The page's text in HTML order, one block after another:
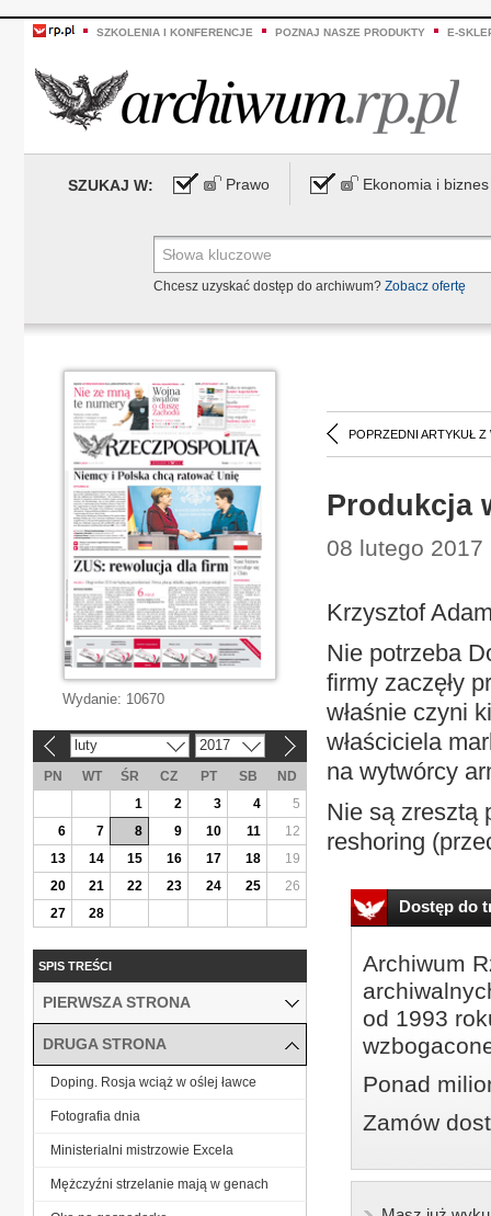
SZKOLENIA I KONFERENCJE POZNAJ NASZE PRODUKTY E-
SZUKAJ W: Prawo Ekonomia i biznes
Chcesz uzyskać dostęp do archiwum? Zobacz ofertę
POPRZEDNI ARTYKUŁ Z
Produkcja
08 lutego 2017
Krzysztof
Nie potrzeba
firmy zaczęły
właśnie czyni
właściciela
na wytwórcy
Nie są zresztą
reshoring
Dostęp do
Archiwum
od 1993
Ponad
Zamów
Wydanie: 10670
luty 2017
PN WT ŚR CZ PT SB
ND
1
2 3 4
5
6
7 8 9 10 11
12
13
14 15 16 17 18
19
20
21 22 23 24 25
26
27
28
SPIS TREŚCI
PIERWSZA STRONA
DRUGA STRONA
Doping. Rosja wciąż w oślej ławce
Fotografia dnia
Ministerialni mistrzowie Excela
Mężczyźni strzelanie mają w genach